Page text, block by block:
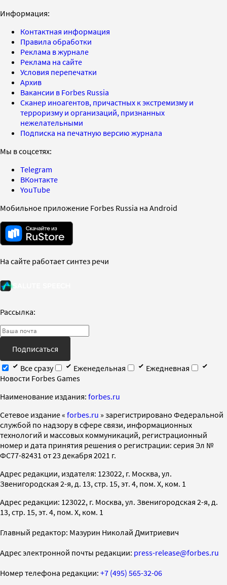
Информация:
Контактная информация
Правила обработки
Реклама в журнале
Реклама на сайте
Условия перепечатки
Архив
Вакансии в Forbes Russia
Сканер иноагентов, причастных к экстремизму и
терроризму и организаций, признанных
нежелательными
Подписка на печатную версию журнала
Мы в соцсетях:
Telegram
ВКонтакте
YouTube
Мобильное приложение Forbes Russia на Android
На сайте работает синтез речи
Рассылка:
Подписаться
Все сразу
Еженедельная
Ежедневная
Новости Forbes Games
Наименование издания: forbes.ru
Cетевое издание « forbes.ru » зарегистрировано Федеральной
службой по надзору в сфере связи, информационных
технологий и массовых коммуникаций, регистрационный
номер и дата принятия решения о регистрации: серия Эл №
ФС77-82431 от 23 декабря 2021 г.
Адрес редакции, издателя: 123022, г. Москва, ул.
Звенигородская 2-я, д. 13, стр. 15, эт. 4, пом. X, ком. 1
Адрес редакции: 123022, г. Москва, ул. Звенигородская 2-я, д.
13, стр. 15, эт. 4, пом. X, ком. 1
Главный редактор: Мазурин Николай Дмитриевич
Адрес электронной почты редакции: press-release@forbes.ru
Номер телефона редакции: +7 (495) 565-32-06